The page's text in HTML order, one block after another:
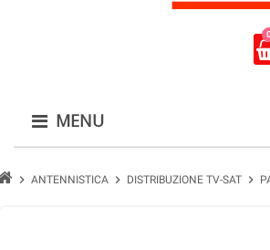
MENU
chevron_right ANTENNISTICA chevron_right DISTRIBUZIONE TV-SAT chevron_right